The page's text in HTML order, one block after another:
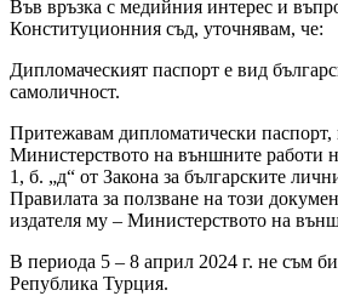
Във връзка с медийния интерес и
Конституционния съд, уточнявам, че:
Дипломаческият паспорт е вид
самоличност.
Притежавам дипломатически паспорт,
Министерството на външните работи
1, б. „д“ от Закона за българските
Правилата за ползване на този
издателя му – Министерството на
В периода 5 – 8 април 2024 г. не съм
Република Турция.